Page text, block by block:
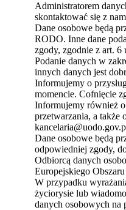
Administratorem
skontaktować się z
Dane osobowe będą
RODO. Inne dane
zgody, zgodnie z art.
Podanie danych w
innych danych jest
Informujemy o
momencie. Cofnięcie
Informujemy również o
przetwarzania, a
Dane osobowe będą
odpowiedniej zgody,
Odbiorcą danych
Europejskiego
W przypadku
życiorysie lub
danych osobowych na